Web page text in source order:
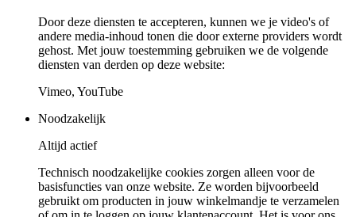
Door deze diensten te accepteren, kunnen we je video's of
andere media-inhoud tonen die door externe providers wordt
gehost. Met jouw toestemming gebruiken we de volgende
diensten van derden op deze website:
Vimeo, YouTube
Noodzakelijk
Altijd actief
Technisch noodzakelijke cookies zorgen alleen voor de
basisfuncties van onze website. Ze worden bijvoorbeeld
gebruikt om producten in jouw winkelmandje te verzamelen